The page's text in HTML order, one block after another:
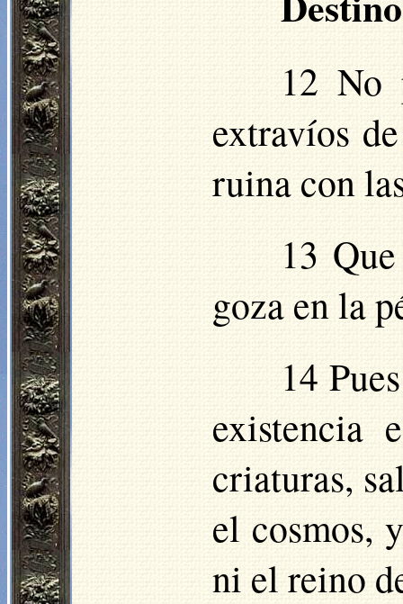
12 No
extravíos
ruina con
13
goza en la
14
existencia
criaturas,
el cosmos,
ni el reino